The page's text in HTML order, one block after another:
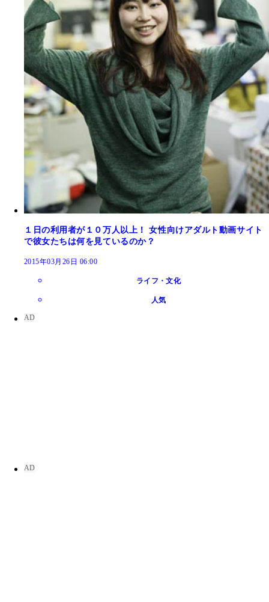
１日の利用者が１０万人以上！ 女性向けアダルト動画サイト
で彼女たちは何を見ているのか？
2015年03月26日 06:00
ライフ・文化
人気